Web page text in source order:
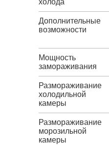
холода
Дополнительные
возможности
Мощность
замораживания
Размораживание
холодильной
камеры
Размораживание
морозильной
камеры